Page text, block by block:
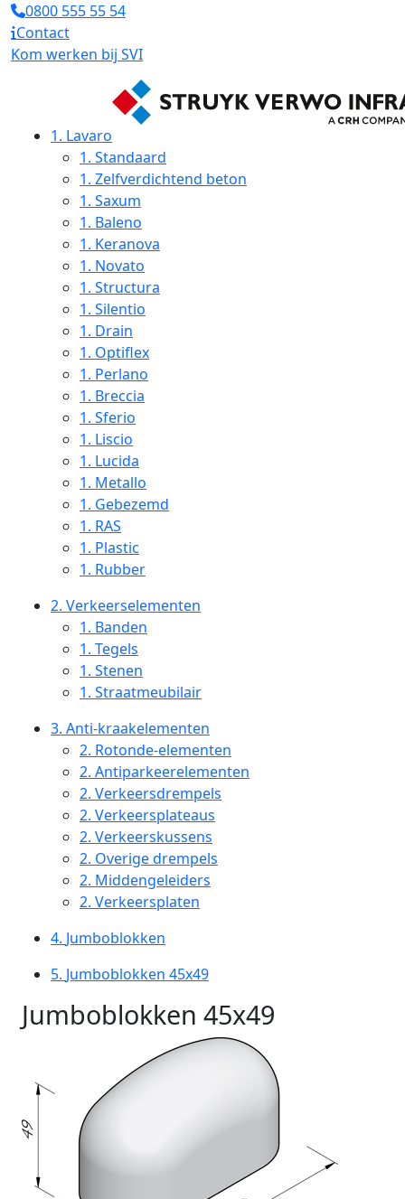
0800 555 55 54
Contact
Kom werken bij SVI
1. Lavaro
1. Standaard
1. Zelfverdichtend beton
1. Saxum
1. Baleno
1. Keranova
1. Novato
1. Structura
1. Silentio
1. Drain
1. Optiflex
1. Perlano
1. Breccia
1. Sferio
1. Liscio
1. Lucida
1. Metallo
1. Gebezemd
1. RAS
1. Plastic
1. Rubber
2. Verkeerselementen
1. Banden
1. Tegels
1. Stenen
1. Straatmeubilair
3. Anti-kraakelementen
2. Rotonde-elementen
2. Antiparkeerelementen
2. Verkeersdrempels
2. Verkeersplateaus
2. Verkeerskussens
2. Overige drempels
2. Middengeleiders
2. Verkeersplaten
4. Jumboblokken
5. Jumboblokken 45x49
Jumboblokken 45x49